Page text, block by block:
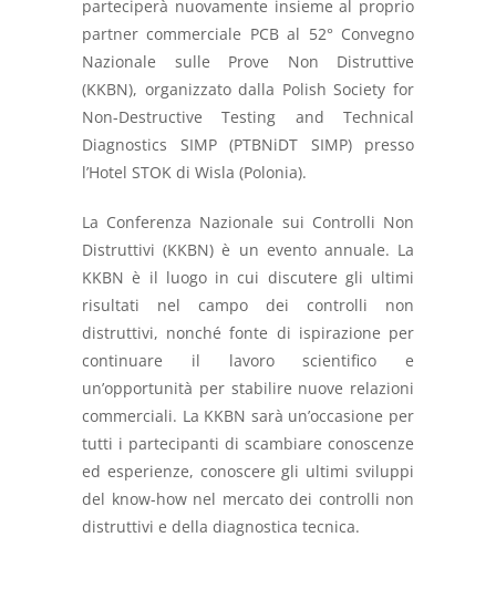
parteciperà nuovamente insieme al proprio
partner commerciale PCB al 52° Convegno
Nazionale sulle Prove Non Distruttive
(KKBN), organizzato dalla Polish Society for
Non-Destructive Testing and Technical
Diagnostics SIMP (PTBNiDT SIMP) presso
l’Hotel STOK di Wisla (Polonia).
La Conferenza Nazionale sui Controlli Non
Distruttivi (KKBN) è un evento annuale. La
KKBN è il luogo in cui discutere gli ultimi
risultati nel campo dei controlli non
distruttivi, nonché fonte di ispirazione per
continuare il lavoro scientifico e
un’opportunità per stabilire nuove relazioni
commerciali. La KKBN sarà un’occasione per
tutti i partecipanti di scambiare conoscenze
ed esperienze, conoscere gli ultimi sviluppi
del know-how nel mercato dei controlli non
distruttivi e della diagnostica tecnica.